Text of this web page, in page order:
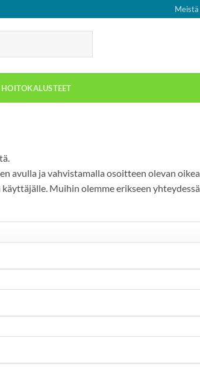
Meistä
HOITOKALUSTEET
avulla ja vahvistamalla osoitteen olevan oikea.
Muihin olemme erikseen yhteydessä.